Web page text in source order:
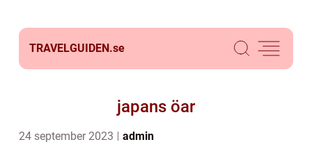
TRAVELGUIDEN.se
japans öar
24 september 2023 admin